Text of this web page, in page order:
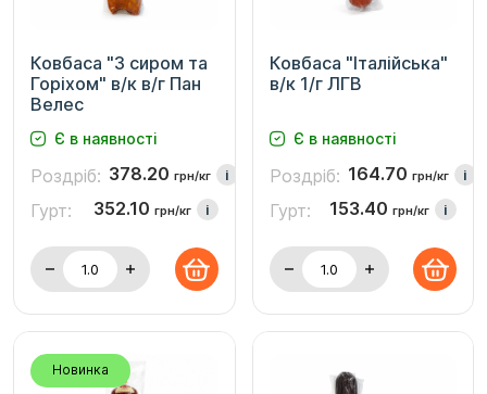
Ковбаса "З сиром та
Горіхом" в/к в/г Пан
Велес
Є в наявності
Роздріб: 378.20 грн/кг i
Гурт: 352.10 грн/кг i
Ковбаса "Італійська"
в/к 1/г ЛГВ
Є в наявності
Роздріб: 164.70 грн/кг i
Гурт: 153.40 грн/кг i
Новинка